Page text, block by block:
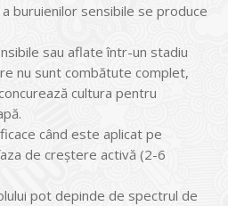
buruienilor sensibile se produce
sau aflate într-un stadiu
nu sunt combătute complet,
cultura pentru
când este aplicat pe
de creştere activă (2-6
pot depinde de spectrul de